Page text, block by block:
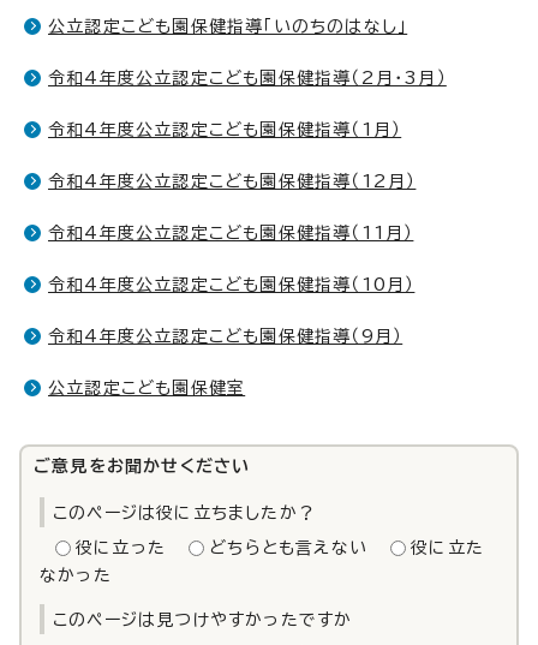
公立認定こども園保健指導「いのちのはなし」
令和4年度公立認定こども園保健指導（2月・3月）
令和4年度公立認定こども園保健指導（1月）
令和4年度公立認定こども園保健指導（12月）
令和4年度公立認定こども園保健指導（11月）
令和4年度公立認定こども園保健指導（10月）
令和4年度公立認定こども園保健指導（9月）
公立認定こども園保健室
ご意見をお聞かせください
このページは役に立ちましたか？
役に立った どちらとも言えない
役に立た
なかった
このページは見つけやすかったですか